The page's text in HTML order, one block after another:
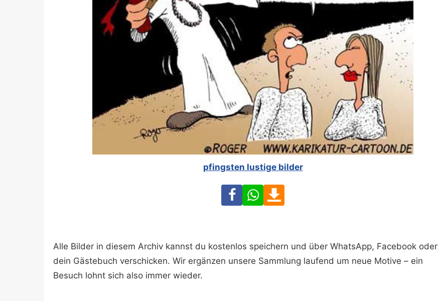
pfingsten lustige bilder
FacebookWhatsApp
Alle Bilder in diesem Archiv kannst du kostenlos speichern und über WhatsApp, Facebook oder
dein Gästebuch verschicken. Wir ergänzen unsere Sammlung laufend um neue Motive – ein
Besuch lohnt sich also immer wieder.